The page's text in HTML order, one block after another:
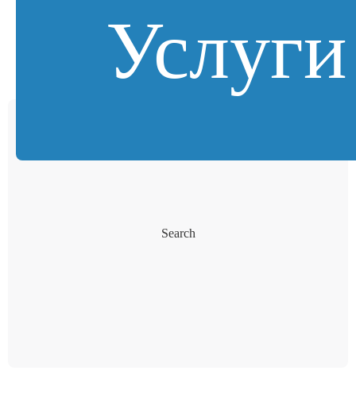
Услуги
Search